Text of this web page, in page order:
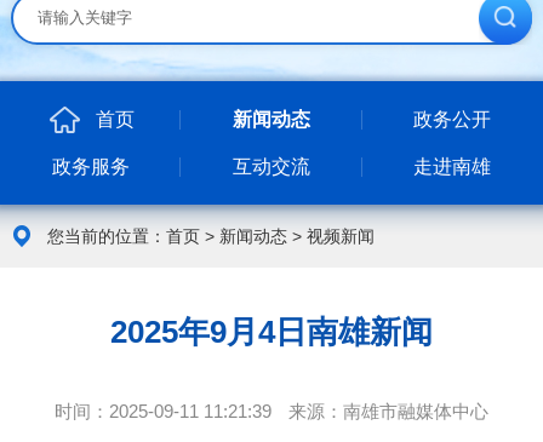
首页 新闻动态 政务公开
政务服务 互动交流 走进南雄
您当前的位置： 首页> 新闻动态> 视频新闻
2025年9月4日南雄新闻
时间： 2025-09-11 11:21:39 来源： 南雄市融媒体中心